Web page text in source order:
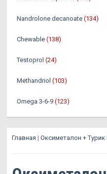
Nandrolone decanoate (134)
Chewable (138)
Testoprol (24)
Methandriol (103)
Omega 3-6-9 (123)
Главная | Оксиметалон + Турик